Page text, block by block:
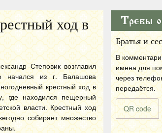
ход в
Степовик возглавил
начался из г. Балашова
крестный ход в
где находился пещерный
власти. Крестный ход
собирает множество
Требы
Братья и
В
имена для
через
передаётся.
QR code